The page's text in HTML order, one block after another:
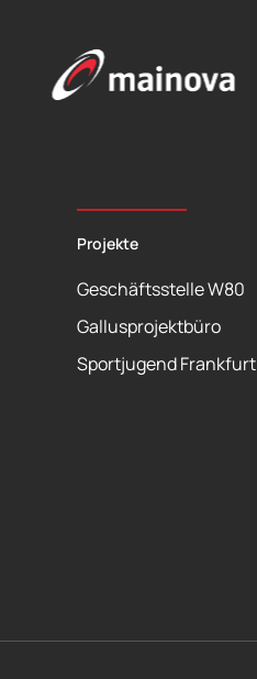
Projekte
Geschäftsstelle W80
Gallusprojektbüro
Sportjugend Frankfurt